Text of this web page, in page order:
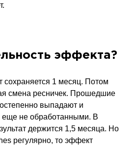
эффекта?
сохраняется 1 месяц. Потом
смена ресничек. Прошедшие
выпадают и
не обработанными. В
держится 1,5 месяца. Но
регулярно, то эффект